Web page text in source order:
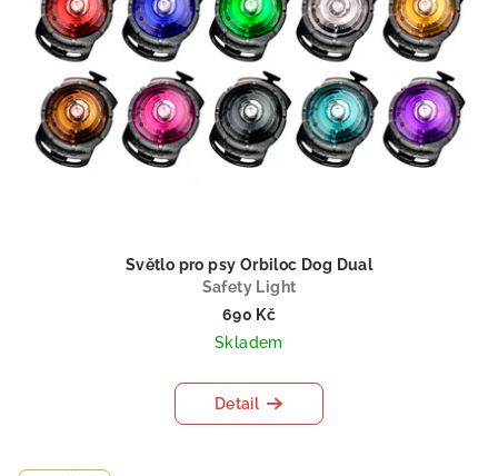
Světlo pro psy Orbiloc Dog Dual
Safety Light
690 Kč
Skladem
Detail